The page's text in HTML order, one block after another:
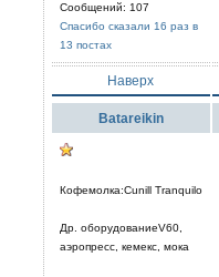
Сообщений: 107
Спасибо сказали 16 раз в
13 постах
Наверх
Batareikin
Кофемолка:Cunill Tranquilo
Др. оборудованиеV60,
аэропресс, кемекс, мока